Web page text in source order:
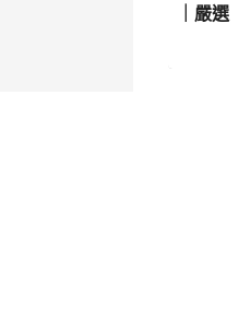
｜嚴選